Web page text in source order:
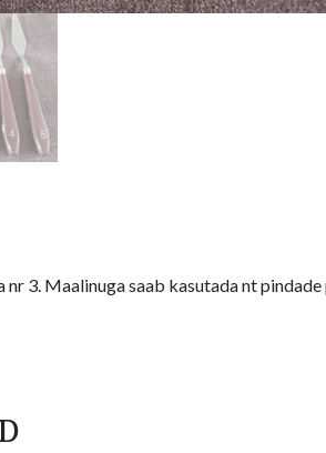
3. Maalinuga saab kasutada nt